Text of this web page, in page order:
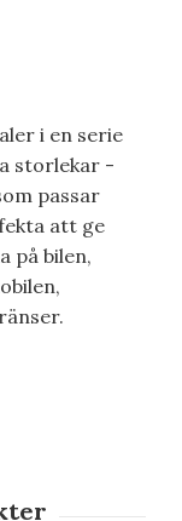
i en serie
storlekar -
passar
att ge
på bilen,